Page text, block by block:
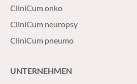
CliniCum onko
CliniCum neuropsy
CliniCum pneumo
UNTERNEHMEN